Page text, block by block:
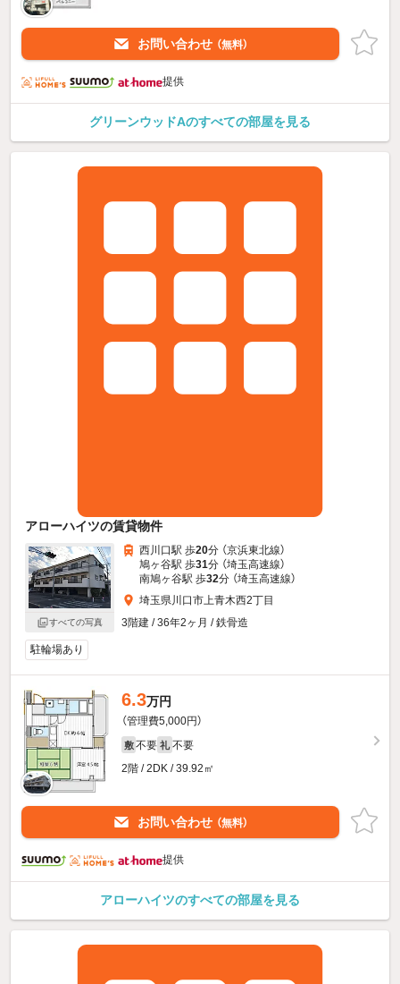
お問い合わせ （無料）
提供
グリーンウッドAのすべての部屋を見る
アローハイツの賃貸物件
すべての写真
西川口駅 歩20分 （京浜東北線）
鳩ヶ谷駅 歩31分 （埼玉高速線）
南鳩ヶ谷駅 歩32分 （埼玉高速線）
埼玉県川口市上青木西2丁目
3階建 / 36年2ヶ月 / 鉄骨造
駐輪場あり
6.3万円
（管理費5,000円）
敷 不要 礼 不要
2階 / 2DK / 39.92㎡
お問い合わせ （無料）
提供
アローハイツのすべての部屋を見る